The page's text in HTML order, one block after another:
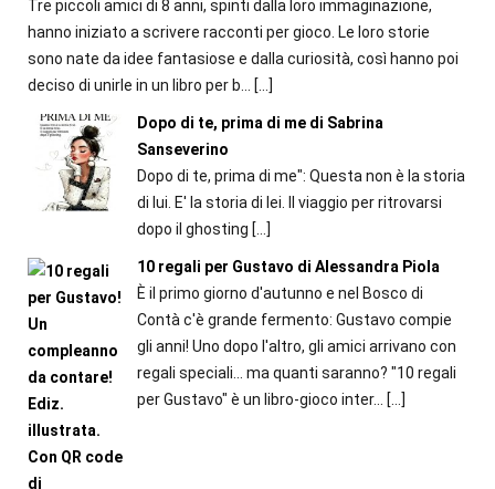
Tre piccoli amici di 8 anni, spinti dalla loro immaginazione,
hanno iniziato a scrivere racconti per gioco. Le loro storie
sono nate da idee fantasiose e dalla curiosità, così hanno poi
deciso di unirle in un libro per b...
[…]
Dopo di te, prima di me di Sabrina
Sanseverino
Dopo di te, prima di me": Questa non è la storia
di lui. E' la storia di lei. Il viaggio per ritrovarsi
dopo il ghosting […]
10 regali per Gustavo di Alessandra Piola
È il primo giorno d'autunno e nel Bosco di
Contà c'è grande fermento: Gustavo compie
gli anni! Uno dopo l'altro, gli amici arrivano con
regali speciali... ma quanti saranno? "10 regali
per Gustavo" è un libro-gioco inter...
[…]